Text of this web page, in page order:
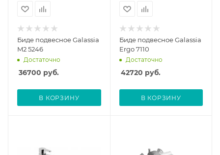
Биде подвесное Galassia
M2 5246
Достаточно
36700 руб.
В КОРЗИНУ
Биде подвесное Galassia
Ergo 7110
Достаточно
42720 руб.
В КОРЗИНУ